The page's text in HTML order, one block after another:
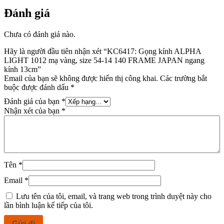
lượng
Đánh giá
Chưa có đánh giá nào.
Hãy là người đầu tiên nhận xét “KC6417: Gọng kính ALPHA
LIGHT 1012 mạ vàng, size 54-14 140 FRAME JAPAN ngang
kính 13cm”
Email của bạn sẽ không được hiển thị công khai. Các trường bắt
buộc được đánh dấu *
Đánh giá của bạn *
Nhận xét của bạn *
Tên *
Email *
Lưu tên của tôi, email, và trang web trong trình duyệt này cho
lần bình luận kế tiếp của tôi.